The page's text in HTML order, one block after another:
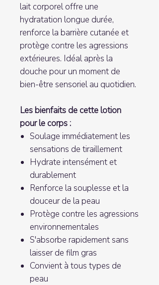
lait corporel offre une
hydratation longue durée,
renforce la barrière cutanée et
protège contre les agressions
extérieures. Idéal après la
douche pour un moment de
bien-être sensoriel au quotidien.
Les bienfaits de cette lotion
pour le corps :
Soulage immédiatement les
sensations de tiraillement
Hydrate intensément et
durablement
Renforce la souplesse et la
douceur de la peau
Protège contre les agressions
environnementales
S'absorbe rapidement sans
laisser de film gras
Convient à tous types de
peau